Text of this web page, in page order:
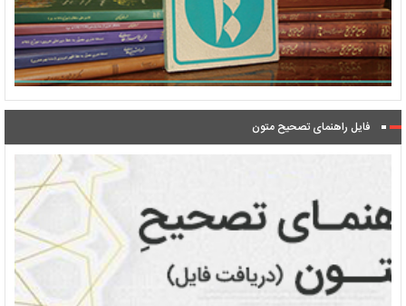
فایل راهنمای تصحیح متون